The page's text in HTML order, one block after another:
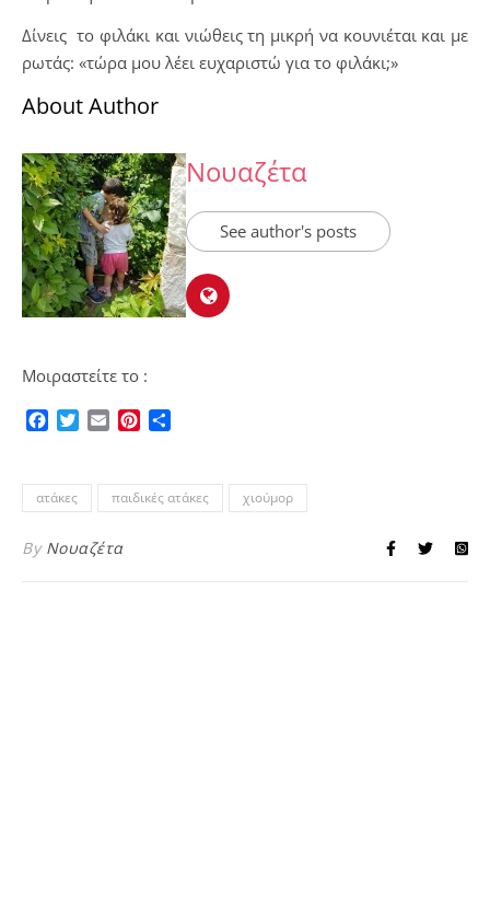
Δίνεις το φιλάκι και νιώθεις τη μικρή να κουνιέται και με
ρωτάς: «τώρα μου λέει ευχαριστώ για το φιλάκι;»
About Author
Νουαζέτα
See author's posts
Μοιραστείτε το :
Facebook
TwitterEmailPinterest
ατάκες παιδικές ατάκες χιούμορ
By Νουαζέτα